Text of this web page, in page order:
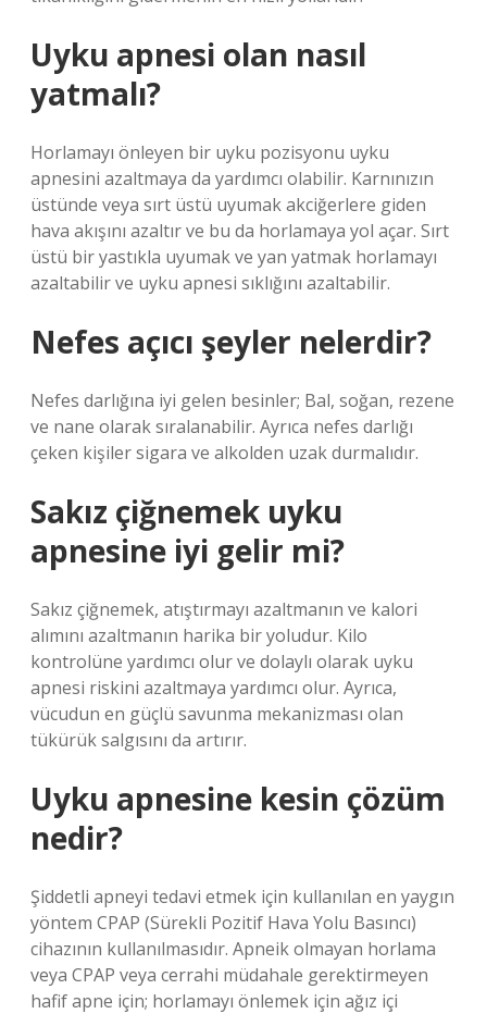
Uyku apnesi olan nasıl
yatmalı?
Horlamayı önleyen bir uyku pozisyonu uyku
apnesini azaltmaya da yardımcı olabilir. Karnınızın
üstünde veya sırt üstü uyumak akciğerlere giden
hava akışını azaltır ve bu da horlamaya yol açar. Sırt
üstü bir yastıkla uyumak ve yan yatmak horlamayı
azaltabilir ve uyku apnesi sıklığını azaltabilir.
Nefes açıcı şeyler nelerdir?
Nefes darlığına iyi gelen besinler; Bal, soğan, rezene
ve nane olarak sıralanabilir. Ayrıca nefes darlığı
çeken kişiler sigara ve alkolden uzak durmalıdır.
Sakız çiğnemek uyku
apnesine iyi gelir mi?
Sakız çiğnemek, atıştırmayı azaltmanın ve kalori
alımını azaltmanın harika bir yoludur. Kilo
kontrolüne yardımcı olur ve dolaylı olarak uyku
apnesi riskini azaltmaya yardımcı olur. Ayrıca,
vücudun en güçlü savunma mekanizması olan
tükürük salgısını da artırır.
Uyku apnesine kesin çözüm
nedir?
Şiddetli apneyi tedavi etmek için kullanılan en yaygın
yöntem CPAP (Sürekli Pozitif Hava Yolu Basıncı)
cihazının kullanılmasıdır. Apneik olmayan horlama
veya CPAP veya cerrahi müdahale gerektirmeyen
hafif apne için; horlamayı önlemek için ağız içi